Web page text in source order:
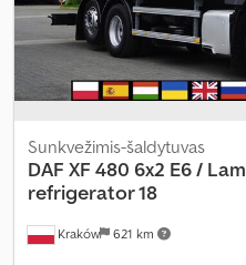
Kraków 621 km
Sunkvežimis-šaldytuvas
DAF XF 480 6x2 E6 /
refrigerator 18